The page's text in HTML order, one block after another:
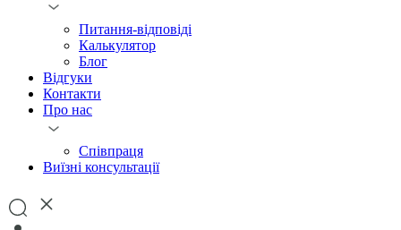
Питання-відповіді
Калькулятор
Блог
Відгуки
Контакти
Про нас
Співпраця
Виїзні консультації